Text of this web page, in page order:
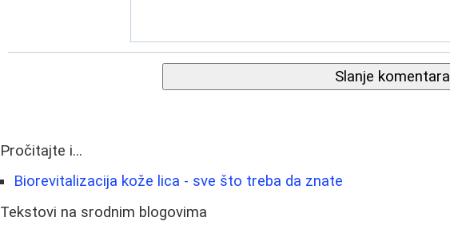
Slanje komentara
Pročitajte i...
Biorevitalizacija kože lica - sve što treba da znate
Tekstovi na srodnim blogovima